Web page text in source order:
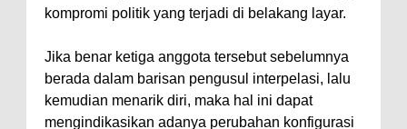
kompromi politik yang terjadi di belakang layar.
Jika benar ketiga anggota tersebut sebelumnya
berada dalam barisan pengusul interpelasi, lalu
kemudian menarik diri, maka hal ini dapat
mengindikasikan adanya perubahan konfigurasi